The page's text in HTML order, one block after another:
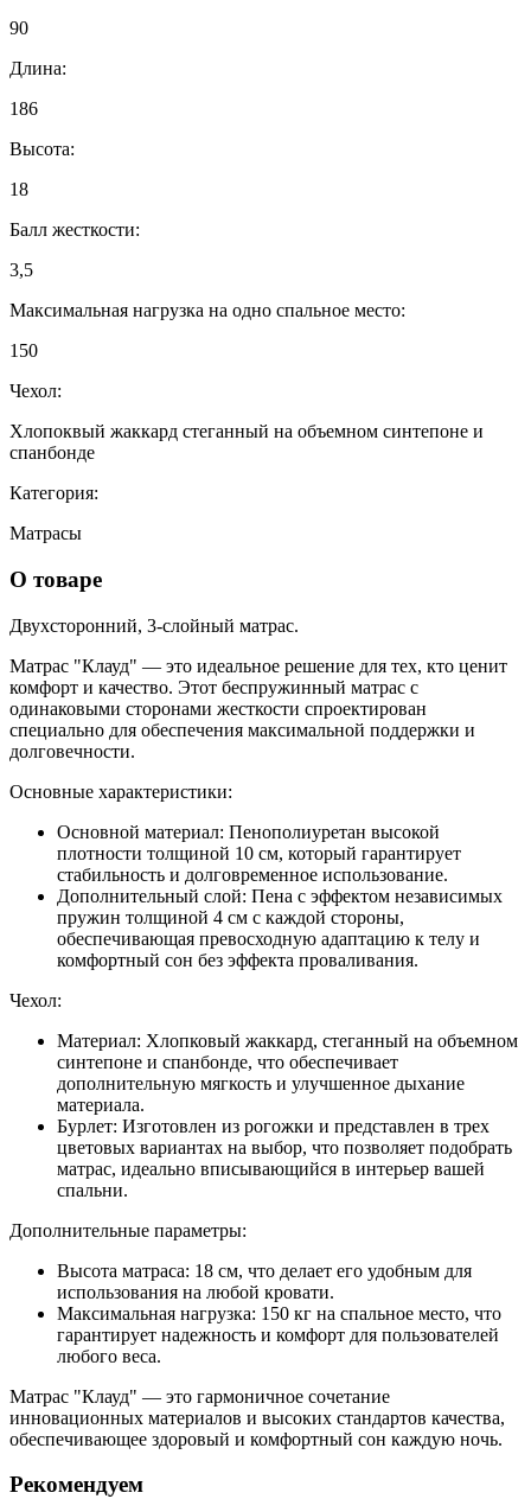
90
Длина:
186
Высота:
18
Балл жесткости:
3,5
Максимальная нагрузка на одно спальное место:
150
Чехол:
Хлопоквый жаккард стеганный на объемном синтепоне и
спанбонде
Категория:
Матрасы
О товаре
Двухсторонний, 3-слойный матрас.
Матрас "Клауд" — это идеальное решение для тех, кто ценит
комфорт и качество. Этот беспружинный матрас с
одинаковыми сторонами жесткости спроектирован
специально для обеспечения максимальной поддержки и
долговечности.
Основные характеристики:
Основной материал: Пенополиуретан высокой
плотности толщиной 10 см, который гарантирует
стабильность и долговременное использование.
Дополнительный слой: Пена с эффектом независимых
пружин толщиной 4 см с каждой стороны,
обеспечивающая превосходную адаптацию к телу и
комфортный сон без эффекта проваливания.
Чехол:
Материал: Хлопковый жаккард, стеганный на объемном
синтепоне и спанбонде, что обеспечивает
дополнительную мягкость и улучшенное дыхание
материала.
Бурлет: Изготовлен из рогожки и представлен в трех
цветовых вариантах на выбор, что позволяет подобрать
матрас, идеально вписывающийся в интерьер вашей
спальни.
Дополнительные параметры:
Высота матраса: 18 см, что делает его удобным для
использования на любой кровати.
Максимальная нагрузка: 150 кг на спальное место, что
гарантирует надежность и комфорт для пользователей
любого веса.
Матрас "Клауд" — это гармоничное сочетание
инновационных материалов и высоких стандартов качества,
обеспечивающее здоровый и комфортный сон каждую ночь.
Рекомендуем